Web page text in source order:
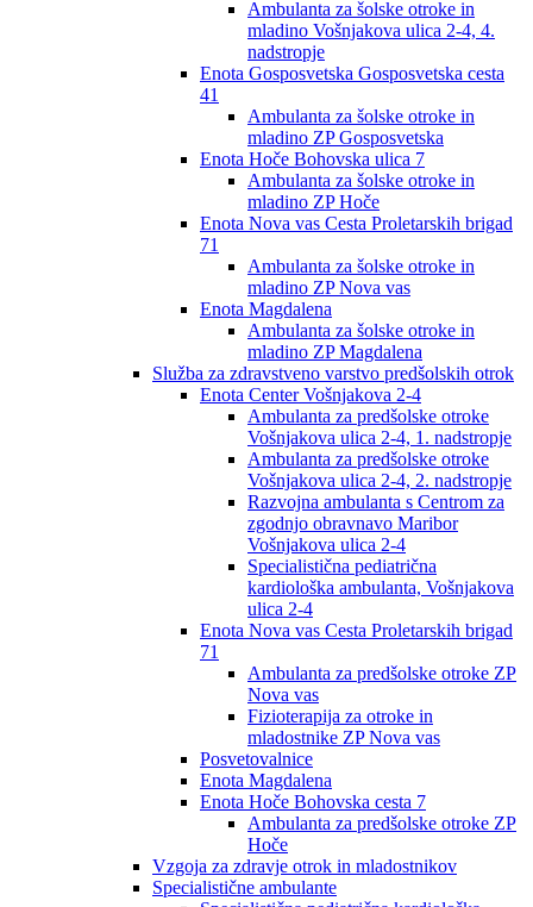
Ambulanta za šolske otroke in
mladino Vošnjakova ulica 2-4, 4.
nadstropje
Enota Gosposvetska Gosposvetska cesta
41
Ambulanta za šolske otroke in
mladino ZP Gosposvetska
Enota Hoče Bohovska ulica 7
Ambulanta za šolske otroke in
mladino ZP Hoče
Enota Nova vas Cesta Proletarskih brigad
71
Ambulanta za šolske otroke in
mladino ZP Nova vas
Enota Magdalena
Ambulanta za šolske otroke in
mladino ZP Magdalena
Služba za zdravstveno varstvo predšolskih otrok
Enota Center Vošnjakova 2-4
Ambulanta za predšolske otroke
Vošnjakova ulica 2-4, 1. nadstropje
Ambulanta za predšolske otroke
Vošnjakova ulica 2-4, 2. nadstropje
Razvojna ambulanta s Centrom za
zgodnjo obravnavo Maribor
Vošnjakova ulica 2-4
Specialistična pediatrična
kardiološka ambulanta, Vošnjakova
ulica 2-4
Enota Nova vas Cesta Proletarskih brigad
71
Ambulanta za predšolske otroke ZP
Nova vas
Fizioterapija za otroke in
mladostnike ZP Nova vas
Posvetovalnice
Enota Magdalena
Enota Hoče Bohovska cesta 7
Ambulanta za predšolske otroke ZP
Hoče
Vzgoja za zdravje otrok in mladostnikov
Specialistične ambulante